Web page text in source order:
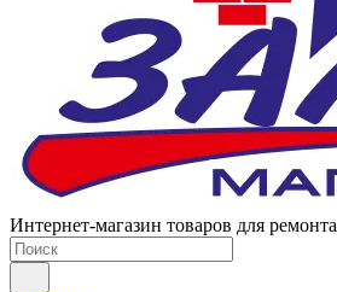
Интернет-магазин товаров для ремонта